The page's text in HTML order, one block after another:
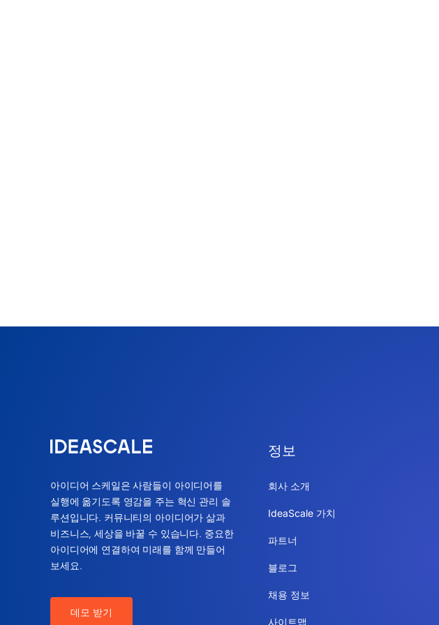
아이디어 스케일은 사람들이 아이디어를
실행에 옮기도록 영감을 주는 혁신 관리 솔
루션입니다. 커뮤니티의 아이디어가 삶과
비즈니스, 세상을 바꿀 수 있습니다. 중요한
아이디어에 연결하여 미래를 함께 만들어
보세요.
데모 받기
정보
회사 소개
IdeaScale 가치
파트너
블로그
채용 정보
사이트맵